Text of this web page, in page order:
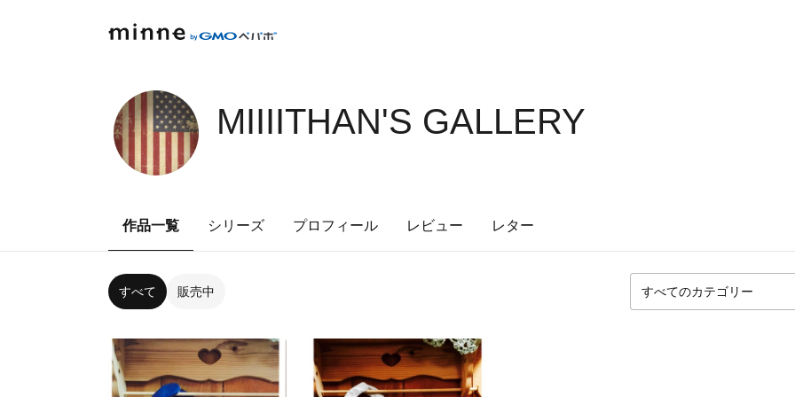
MIIIITHAN'S GALLERY
作品一覧 シリーズ プロフィール レビュー レター
すべて 販売中